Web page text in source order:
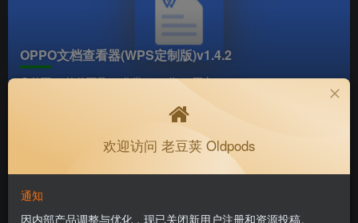
OPPO文档查看器(WPS定制版)v1.4.2
首页 软件下载 分类 32位 正文
4个月前更新
软件信息
欢迎访问 老豆荚 Oldpods
通知
因内部产品调整与优化，现已关闭新用户注册和资源投稿。